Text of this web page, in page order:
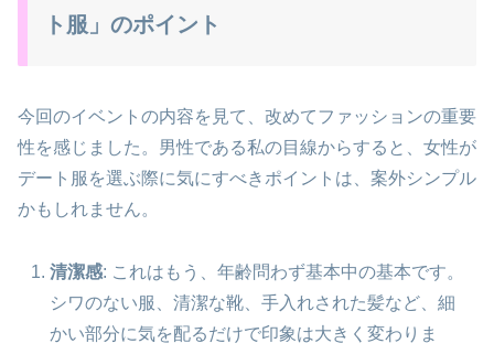
ト服」のポイント
今回のイベントの内容を見て、改めてファッションの重要
性を感じました。男性である私の目線からすると、女性が
デート服を選ぶ際に気にすべきポイントは、案外シンプル
かもしれません。
清潔感: これはもう、年齢問わず基本中の基本です。
シワのない服、清潔な靴、手入れされた髪など、細
かい部分に気を配るだけで印象は大きく変わりま